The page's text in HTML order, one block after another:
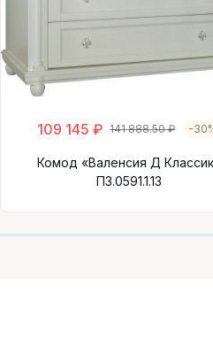
109 145 ₽ 141 888.50 ₽ -
Комод «Валенсия Д
П3.0591.1.13